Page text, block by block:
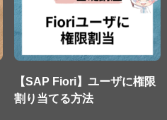
【SAP Fiori】ユーザに権限
割り当てる方法